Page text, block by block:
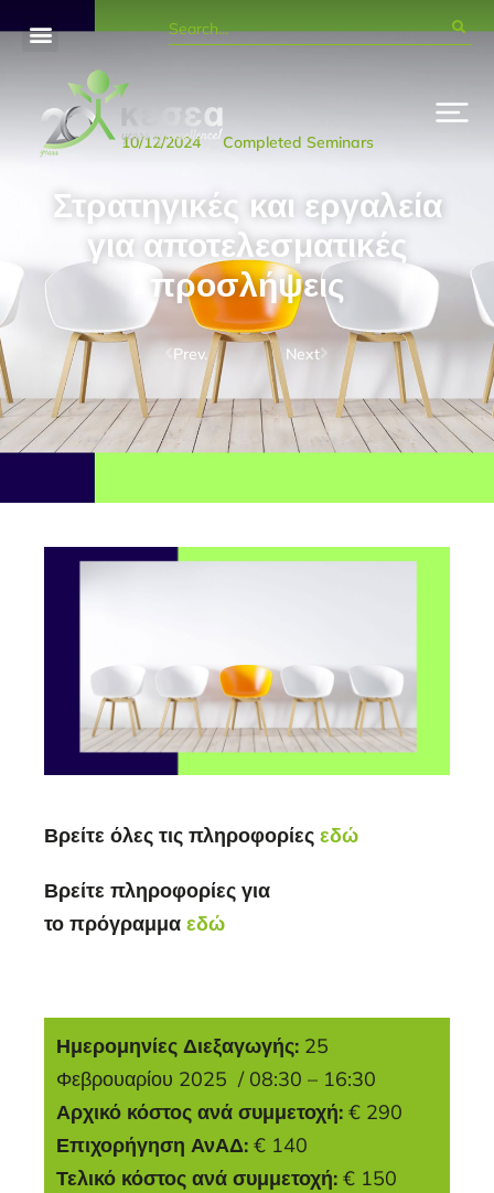
10/12/2024 Completed Seminars
Στρατηγικές και εργαλεία
για αποτελεσματικές
προσλήψεις
Prev. Next
Βρείτε όλες τις πληροφορίες εδώ
Βρείτε πληροφορίες για
το πρόγραμμα εδώ
Ημερομηνίες Διεξαγωγής: 25
Φεβρουαρίου 2025 / 08:30 – 16:30
Αρχικό κόστος ανά συμμετοχή: € 290
Επιχορήγηση ΑνΑΔ: € 140
Τελικό κόστος ανά συμμετοχή: € 150